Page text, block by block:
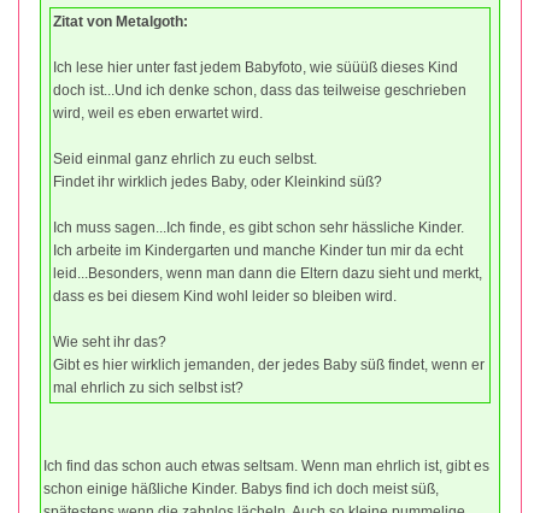
Zitat von Metalgoth:
Ich lese hier unter fast jedem Babyfoto, wie süüüß dieses Kind
doch ist...Und ich denke schon, dass das teilweise geschrieben
wird, weil es eben erwartet wird.
Seid einmal ganz ehrlich zu euch selbst.
Findet ihr wirklich jedes Baby, oder Kleinkind süß?
Ich muss sagen...Ich finde, es gibt schon sehr hässliche Kinder.
Ich arbeite im Kindergarten und manche Kinder tun mir da echt
leid...Besonders, wenn man dann die Eltern dazu sieht und merkt,
dass es bei diesem Kind wohl leider so bleiben wird.
Wie seht ihr das?
Gibt es hier wirklich jemanden, der jedes Baby süß findet, wenn er
mal ehrlich zu sich selbst ist?
Ich find das schon auch etwas seltsam. Wenn man ehrlich ist, gibt es
schon einige häßliche Kinder. Babys find ich doch meist süß,